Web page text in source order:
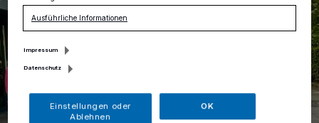
Ausführliche Informationen
Impressum
Datenschutz
Einstellungen oder
Ablehnen
OK